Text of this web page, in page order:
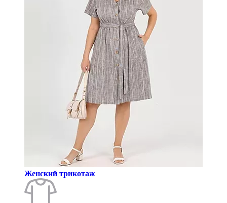
Женский трикотаж